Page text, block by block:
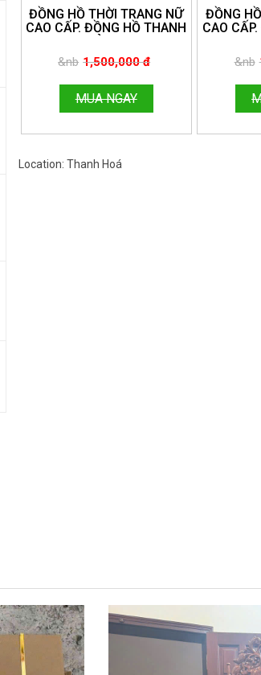
ĐỒNG HỒ THỜI TRANG NỮ
CAO CẤP. ĐỒNG HỒ THANH
HOTLINE:096.188.2921
&nb 1,500,000 đ
MUA NGAY
ĐỒNG
CAO
&nb
Location: Thanh Hoá